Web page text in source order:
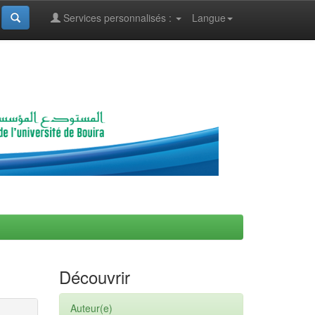
Langue
Services personnalisés :
Découvrir
Auteur(e)